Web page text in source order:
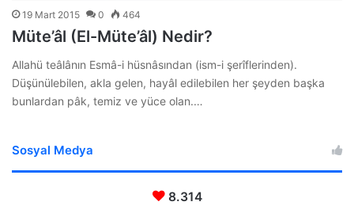
19 Mart 2015 0 464
Müte’âl (El-Müte’âl) Nedir?
Allahü teâlânın Esmâ-i hüsnâsından (ism-i şerîflerinden).
Düşünülebilen, akla gelen, hayâl edilebilen her şeyden başka
bunlardan pâk, temiz ve yüce olan.…
Sosyal Medya
8.314